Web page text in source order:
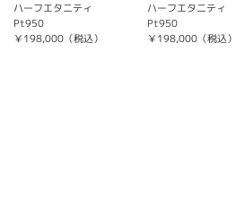
ハーフエタニティ
Pt950
￥198,000（税込）
ハーフエタニティ
Pt950
￥198,000（税込）